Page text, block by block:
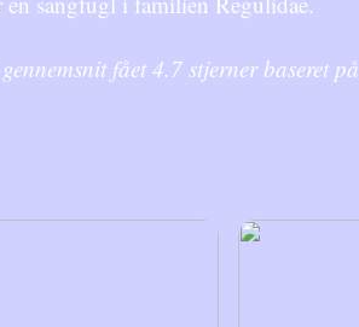
fået 4.7stjerner baseret på